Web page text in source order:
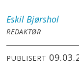
Eskil Bjørshol
REDAKTØR
PUBLISERT